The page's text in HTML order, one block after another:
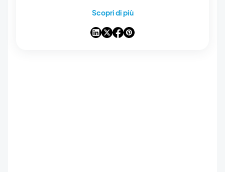
attraverso la nostra potente interfaccia tutto-
in-uno.
Scopri di più